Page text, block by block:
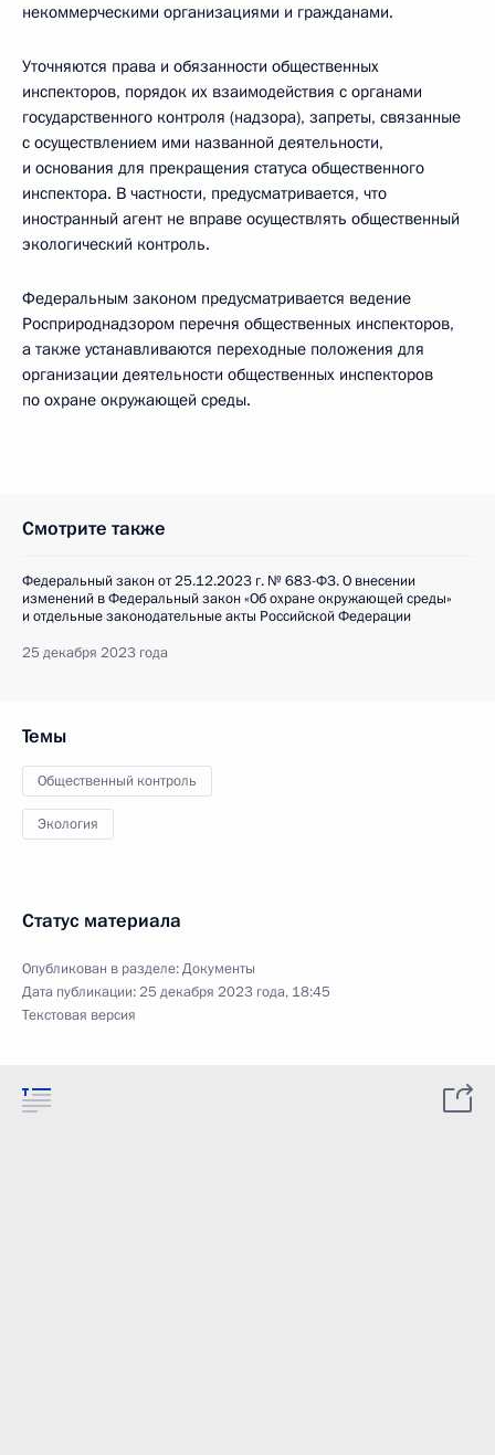
некоммерческими организациями и гражданами.
Уточняются права и обязанности общественных
инспекторов, порядок их взаимодействия с органами
государственного контроля (надзора), запреты, связанные
с осуществлением ими названной деятельности,
и основания для прекращения статуса общественного
инспектора. В частности, предусматривается, что
иностранный агент не вправе осуществлять общественный
экологический контроль.
Федеральным законом предусматривается ведение
Росприроднадзором перечня общественных инспекторов,
а также устанавливаются переходные положения для
организации деятельности общественных инспекторов
по охране окружающей среды.
Смотрите также
Федеральный закон от 25.12.2023 г. № 683-ФЗ. О внесении
изменений в Федеральный закон «Об охране окружающей среды»
и отдельные законодательные акты Российской Федерации
25 декабря 2023 года
Темы
Общественный контроль
Экология
Статус материала
Опубликован в разделе:Документы
Дата публикации:25 декабря 2023 года, 18:45
Текстовая версия